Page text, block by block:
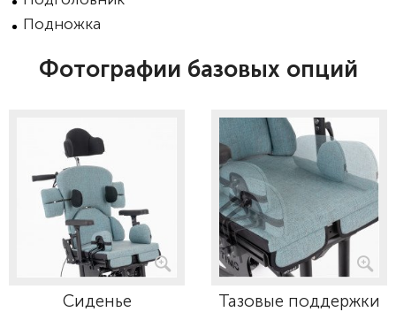
Подножка
Фотографии базовых опций
Сиденье Тазовые поддержки